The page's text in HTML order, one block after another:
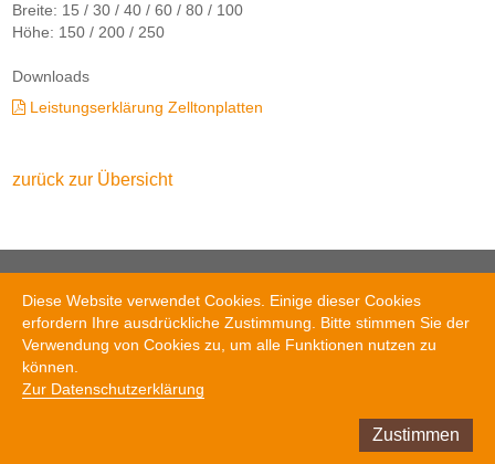
Breite: 15 / 30 / 40 / 60 / 80 / 100
Höhe: 150 / 200 / 250
Downloads
Leistungserklärung Zelltonplatten
zurück zur Übersicht
Tel. +41 41 972 77 77
info@agz.ch
Diese Website verwendet Cookies. Einige dieser Cookies
erfordern Ihre ausdrückliche Zustimmung. Bitte stimmen Sie der
Verwendung von Cookies zu, um alle Funktionen nutzen zu
können.
Zur Datenschutzerklärung
Zustimmen